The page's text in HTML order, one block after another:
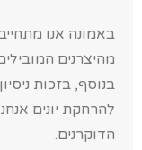
באמונה אנו
מהיצרנים
בנוסף, בזכות
להרחקת יונים
הדוקרנים.